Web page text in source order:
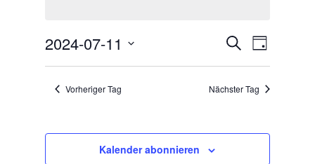
Suche
und
Navigation
Suche
Tag
2024-07-11
Vorheriger Tag Nächster Tag
Kalender abonnieren